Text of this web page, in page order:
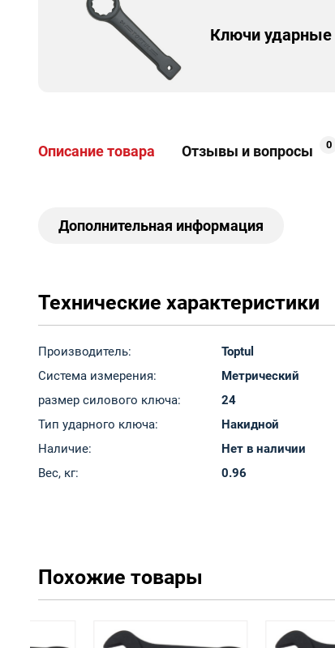
Ключи ударные
Описание товара Отзывы и вопросы 0
Дополнительная информация
Технические характеристики
Производитель:
Toptul
Система измерения:
Метрический
размер силового ключа:
24
Тип ударного ключа:
Накидной
Наличие:
Нет в наличии
Вес, кг:
0.96
Похожие товары